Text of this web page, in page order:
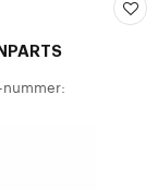
nummer: